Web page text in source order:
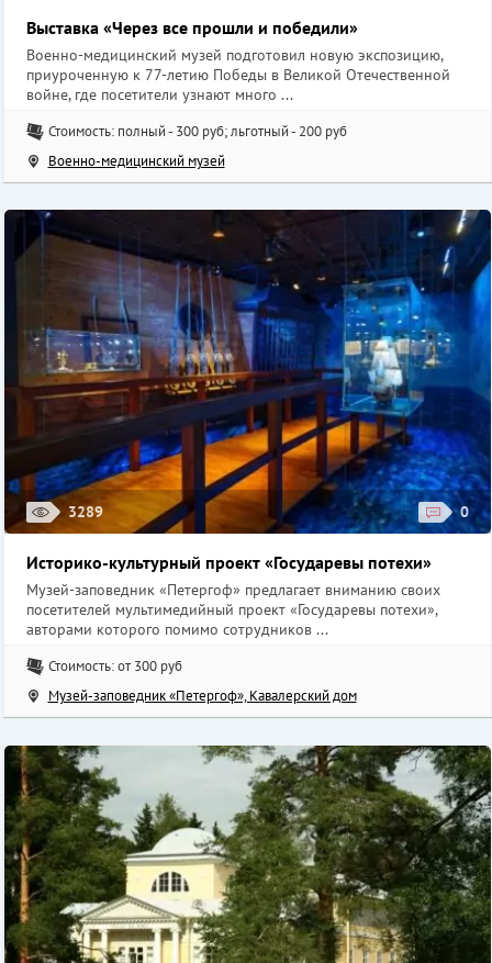
Выставка «Через все прошли и победили»
Военно-медицинский музей подготовил новую экспозицию,
приуроченную к 77-летию Победы в Великой Отечественной
войне, где посетители узнают много ...
Стоимость: полный - 300 руб; льготный - 200 руб
Военно-медицинский музей
3289 0
Историко-культурный проект «Государевы потехи»
Музей-заповедник «Петергоф» предлагает вниманию своих
посетителей мультимедийный проект «Государевы потехи»,
авторами которого помимо сотрудников ...
Стоимость: от 300 руб
Музей-заповедник «Петергоф», Кавалерский дом